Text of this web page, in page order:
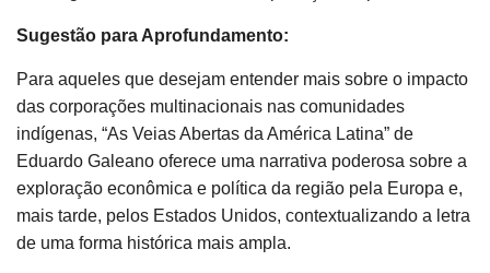
Sugestão para Aprofundamento:
Para aqueles que desejam entender mais sobre o impacto
das corporações multinacionais nas comunidades
indígenas, “As Veias Abertas da América Latina” de
Eduardo Galeano oferece uma narrativa poderosa sobre a
exploração econômica e política da região pela Europa e,
mais tarde, pelos Estados Unidos, contextualizando a letra
de uma forma histórica mais ampla.